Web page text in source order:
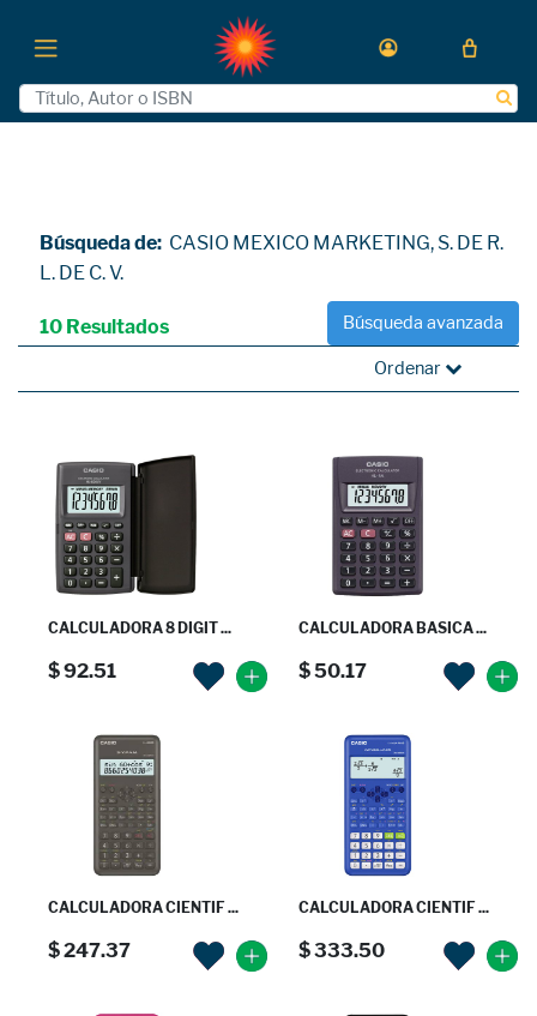
Búsqueda de: CASIO MEXICO MARKETING, S. DE R.
L. DE C. V.
10 Resultados Búsqueda avanzada
Ordenar
CALCULADORA 8 DIGIT ...
$ 92.51
CALCULADORA BASICA ...
$ 50.17
CALCULADORA CIENTIF ...
$ 247.37
CALCULADORA CIENTIF ...
$ 333.50